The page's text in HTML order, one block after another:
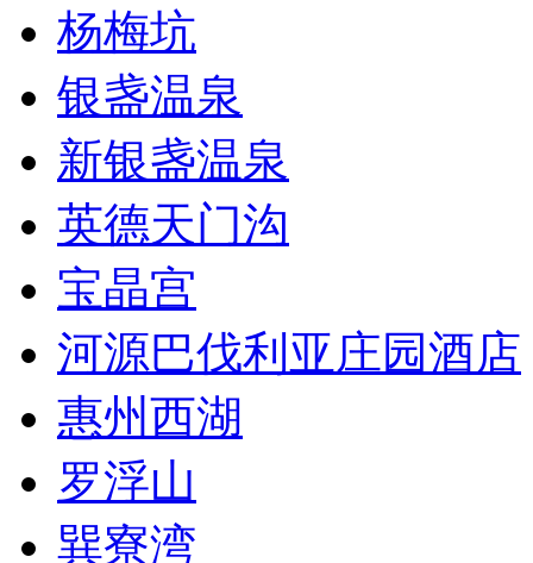
杨梅坑
银盏温泉
新银盏温泉
英德天门沟
宝晶宫
河源巴伐利亚庄园酒店
惠州西湖
罗浮山
巽寮湾